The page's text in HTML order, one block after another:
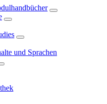
und Sprachen